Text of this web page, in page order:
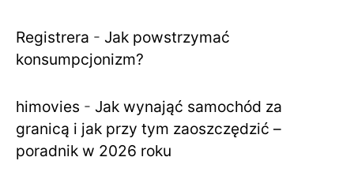
Registrera - Jak powstrzymać
konsumpcjonizm?
himovies - Jak wynająć samochód za
granicą i jak przy tym zaoszczędzić –
poradnik w 2026 roku